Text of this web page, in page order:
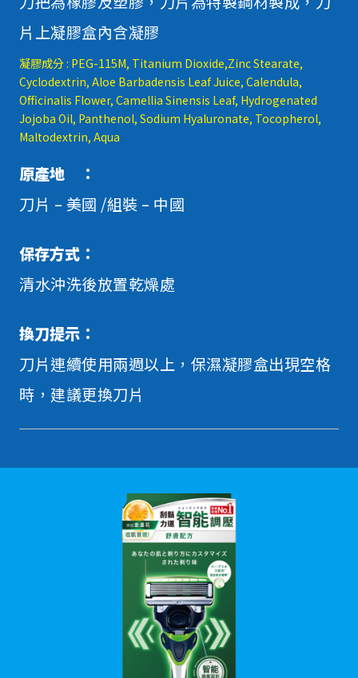
片上凝膠盒內含凝膠
凝膠成分 : PEG-115M, Titanium Dioxide,Zinc Stearate,
Cyclodextrin, Aloe Barbadensis Leaf Juice, Calendula,
Officinalis Flower, Camellia Sinensis Leaf, Hydrogenated
Jojoba Oil, Panthenol, Sodium Hyaluronate, Tocopherol,
Maltodextrin, Aqua
原產地 ：
刀片 – 美國 /組裝 – 中國
保存方式：
清水沖洗後放置乾燥處
換刀提示：
刀片連續使用兩週以上，保濕凝膠盒出現空格
時，建議更換刀片